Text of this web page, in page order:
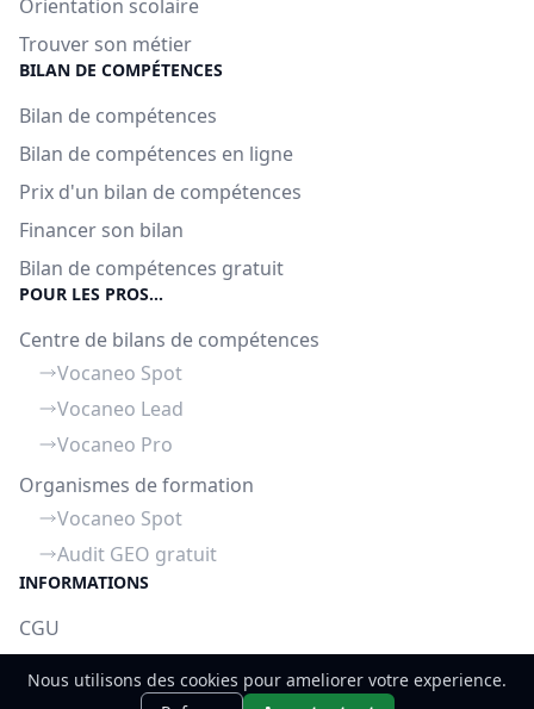
Orientation scolaire
Trouver son métier
BILAN DE COMPÉTENCES
Bilan de compétences
Bilan de compétences en ligne
Prix d'un bilan de compétences
Financer son bilan
Bilan de compétences gratuit
POUR LES PROS...
Centre de bilans de compétences
Vocaneo Spot
Vocaneo Lead
Vocaneo Pro
Organismes de formation
Vocaneo Spot
Audit GEO gratuit
INFORMATIONS
CGU
Nous utilisons des cookies pour ameliorer votre experience.